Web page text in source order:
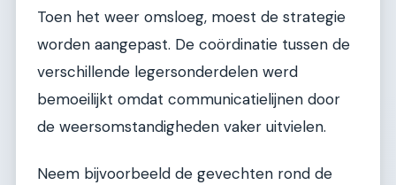
Toen het weer omsloeg, moest de strategie
worden aangepast. De coördinatie tussen de
verschillende legersonderdelen werd
bemoeilijkt omdat communicatielijnen door
de weersomstandigheden vaker uitvielen.
Neem bijvoorbeeld de gevechten rond de